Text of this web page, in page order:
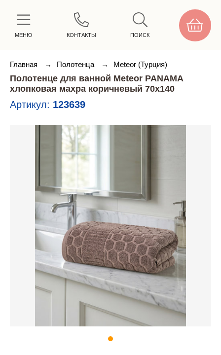
МЕНЮ КОНТАКТЫ ПОИСК
Главная → Полотенца → Meteor (Турция)
Полотенце для ванной Meteor PANAMA
хлопковая махра коричневый 70х140
Артикул: 123639